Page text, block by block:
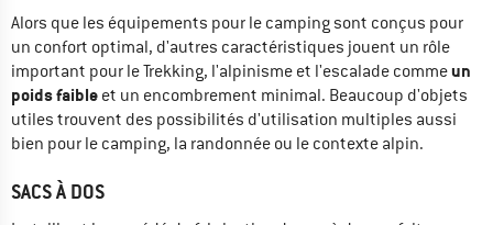
Alors que les équipements pour le camping sont conçus pour
un confort optimal, d'autres caractéristiques jouent un rôle
important pour le Trekking, l'alpinisme et l'escalade commeun
poids faible et un encombrement minimal. Beaucoup d'objets
utiles trouvent des possibilités d'utilisation multiples aussi
bien pour le camping, la randonnée ou le contexte alpin.
SACS À DOS